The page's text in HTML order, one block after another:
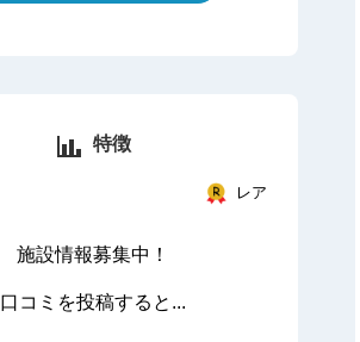
特徴
レア
施設情報募集中！
口コミを投稿すると...